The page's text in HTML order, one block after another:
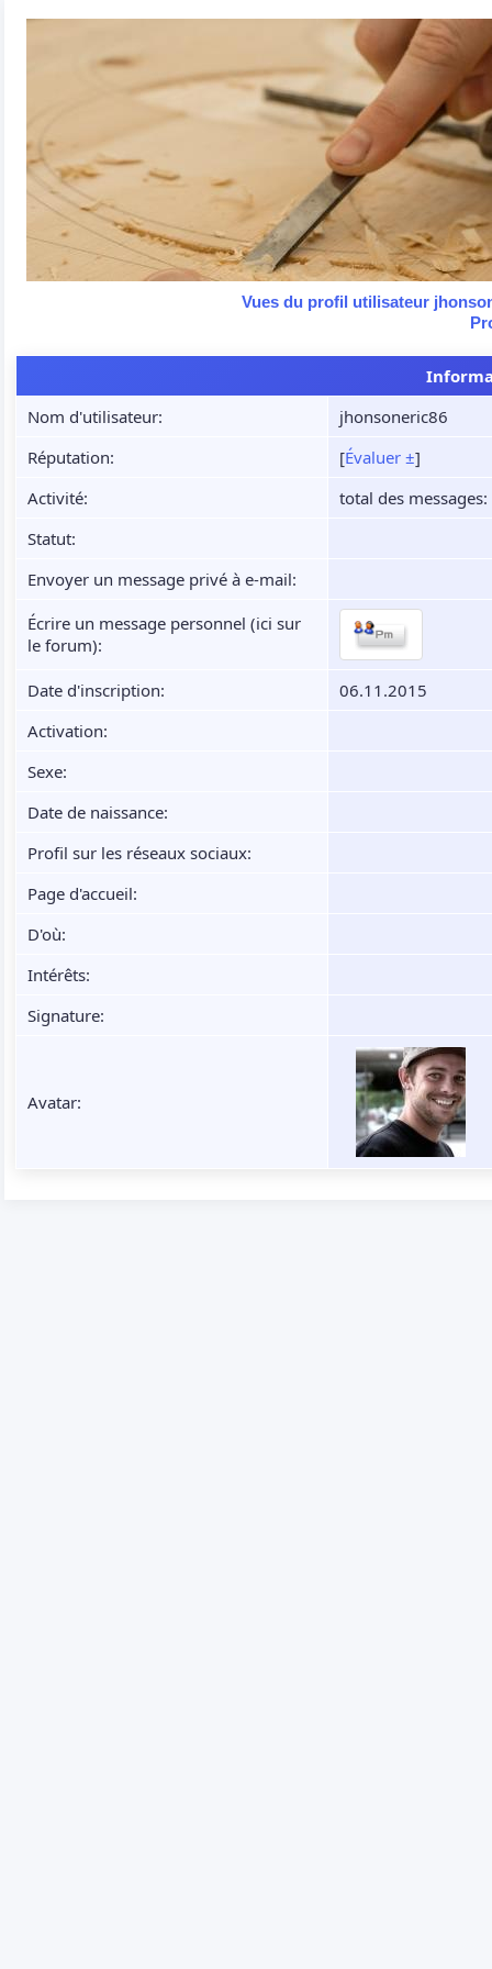
Vues du profil utilisateur
Nom d'utilisateur:
jhonsoneric86
Réputation:
[Évaluer ±]
Activité:
total des messages:
Statut:
Envoyer un message privé à e-mail:
Écrire un message personnel (ici sur
le forum):
Date d'inscription:
06.11.2015
Activation:
Sexe:
Date de naissance:
Profil sur les réseaux sociaux:
Page d'accueil:
D'où:
Intérêts:
Signature:
Avatar: